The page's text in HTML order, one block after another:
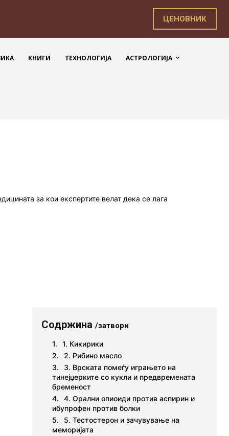
ЦЕНОВНИК
КНИГИ ТЕХНОЛОГИЈА АСТРОЛОГИЈА
Содржина/затвори
1. Кикирики
2. Рибино масло
3. Врската помеѓу играњето на
тинејџерките со кукли и предвремената
бременост
4. Орални опиоиди против аспирин и
ибупрофен против болки
5. Тестостерон и зачувување на
меморијата